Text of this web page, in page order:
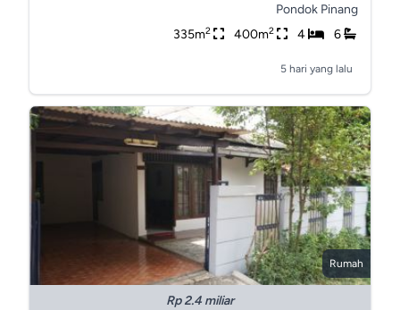
Pondok Pinang
335m2 400m2 4 6
5 hari yang lalu
Rumah
Rp 2.4 miliar